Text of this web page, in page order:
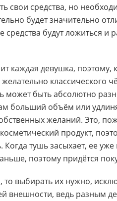
свои средства, но
будет значительно
средства будут ложиться и
каждая девушка,
классического
может быть абсолютно
больший объём или
желаний. Это,
продукт,
Когда тушь засыхает, ее уже
поэтому придётся
то выбирать их нужно,
внешности, ведь разным